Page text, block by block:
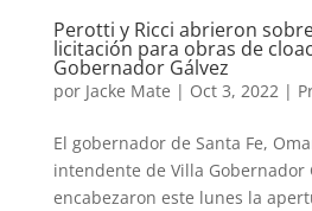
Perotti y Ricci abrieron
licitación para obras de
Gobernador Gálvez
por Jacke Mate | Oct 3, 2022 |
El gobernador de Santa Fe,
intendente de Villa Gobernador
encabezaron este lunes la